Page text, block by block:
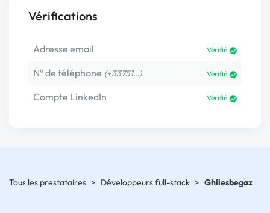
Vérifications
Adresse email Vérifié
N° de téléphone (+33751…) Vérifié
Compte LinkedIn Vérifié
Tous les prestataires > Développeurs full-stack > Ghilesbegaz